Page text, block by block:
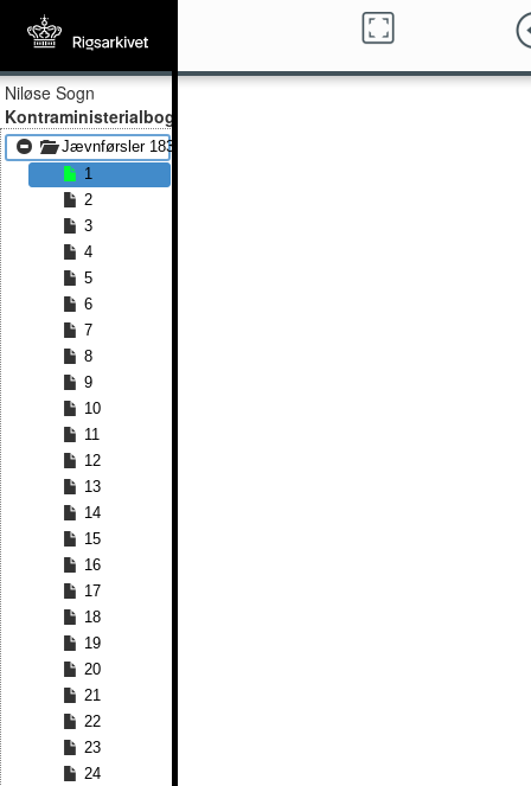
Niløse Sogn
Kontraministerialbog
Jævnførsler 1837 - Jævnførsler 1848
1
2
3
4
5
6
7
8
9
10
11
12
13
14
15
16
17
18
19
20
21
22
23
24